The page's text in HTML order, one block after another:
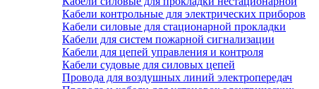
Кабели контрольные для электрических приборов
Кабели силовые для стационарной прокладки
Кабели для систем пожарной сигнализации
Кабели для цепей управления и контроля
Кабели судовые для силовых цепей
Провода для воздушных линий электропередач